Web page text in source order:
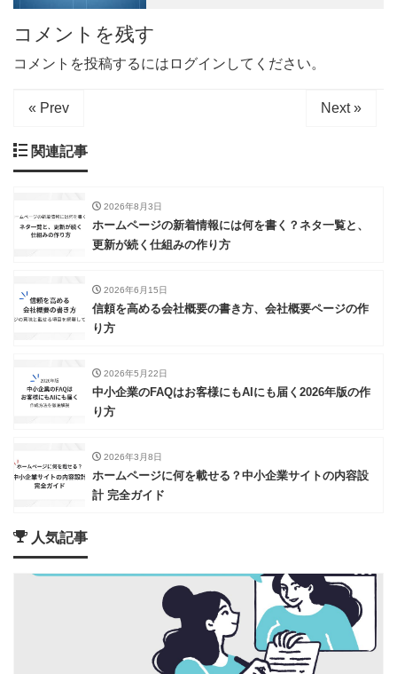
コメントを残す
コメントを投稿するには ログイン してください。
« Prev Next »
関連記事
2026年8月3日
ホームページの新着情報には何を書く？ネタ一覧と、
更新が続く仕組みの作り方
2026年6月15日
信頼を高める会社概要の書き方、会社概要ページの作
り方
2026年5月22日
中小企業のFAQはお客様にもAIにも届く2026年版の作
り方
2026年3月8日
ホームページに何を載せる？中小企業サイトの内容設
計 完全ガイド
人気記事